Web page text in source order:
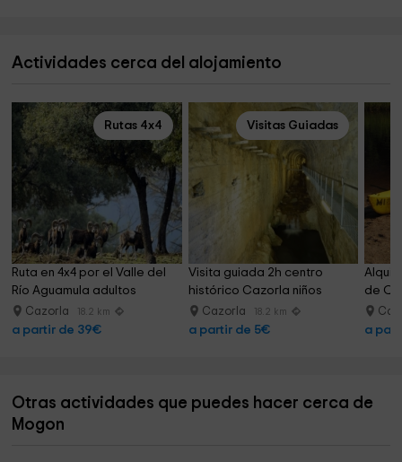
Actividades cerca del alojamiento
Rutas 4x4
Ruta en 4x4 por el Valle del
Río Aguamula adultos
Cazorla 18.2 km
a partir de 39€
Visitas Guiadas
Visita guiada 2h centro
histórico Cazorla niños
Cazorla 18.2 km
a partir de 5€
de
a
Otras actividades que puedes hacer cerca de
Mogon